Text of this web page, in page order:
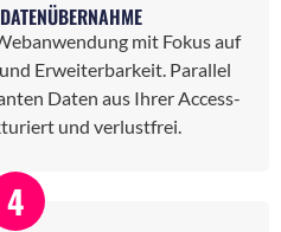
mit Fokus auf
Erweiterbarkeit. Parallel
Daten aus Ihrer Access-
und verlustfrei.
4